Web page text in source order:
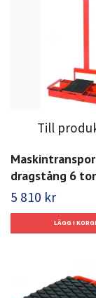
Till
dragstång 6
5 810 kr